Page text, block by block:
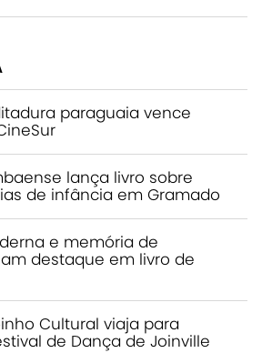
paraguaia vence
lança livro sobre
de infância em Gramado
e memória de
destaque em livro de
Cultural viaja para
de Dança de Joinville